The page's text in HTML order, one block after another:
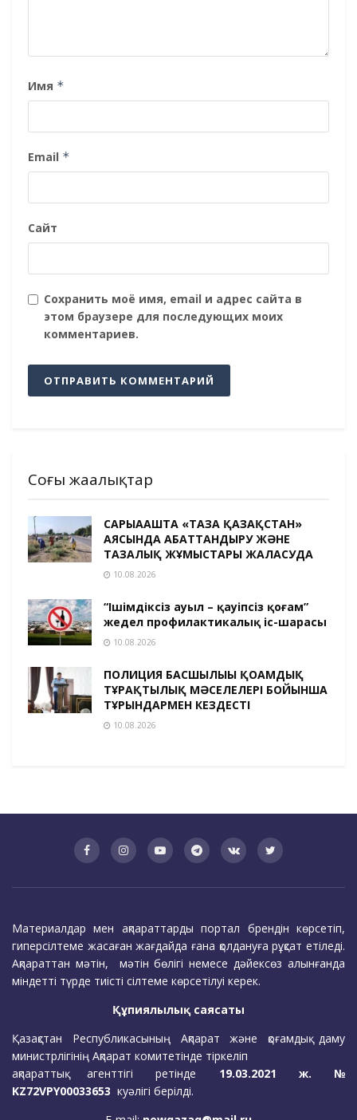
Имя *
Email *
Сайт
Сохранить моё имя, email и адрес сайта в
этом браузере для последующих моих
комментариев.
Соңғы жаңалықтар
САРЫАҒАШТА «ТАЗА ҚАЗАҚСТАН»
АЯСЫНДА АБАТТАНДЫРУ ЖӘНЕ
ТАЗАЛЫҚ ЖҰМЫСТАРЫ ЖАЛҒАСУДА
10.08.2026
“Ішімдіксіз ауыл – қауіпсіз қоғам”
жедел профилактикалық іс-шарасы
10.08.2026
ПОЛИЦИЯ БАСШЫЛЫҒЫ ҚОҒАМДЫҚ
ТҰРАҚТЫЛЫҚ МӘСЕЛЕЛЕРІ БОЙЫНША
ТҰРҒЫНДАРМЕН КЕЗДЕСТІ
10.08.2026
Материалдар мен ақпараттарды портал брендін көрсетіп,
гиперсілтеме жасаған жағдайда ғана қолдануға рұқсат етіледі.
Ақпараттан мәтін, мәтін бөлігі немесе дәйексөз алынғанда
міндетті түрде тиісті сілтеме көрсетілуі керек.
Құпиялылық саясаты
Қазақстан Республикасының Ақпарат және қоғамдық даму
министрлігінің Ақпарат комитетінде тіркеліп
ақпараттық агенттігі ретінде 19.03.2021 ж. №
KZ72VPY00033653 куәлігі берілді.